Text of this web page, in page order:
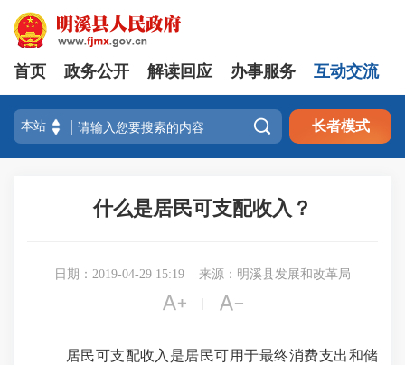
首页 政务公开 解读回应 办事服务 互动交流
 长者模式
什么是居民可支配收入？
日期：2019-04-29 15:19 来源：明溪县发展和改革局
 
居民可支配收入是居民可用于最终消费支出和储